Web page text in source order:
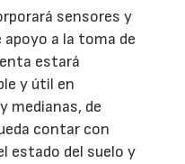
sensores y
a la toma de
estará
y útil en
medianas, de
contar con
estado del suelo y